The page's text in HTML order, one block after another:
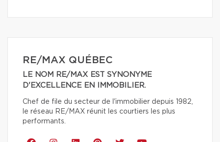
RE/MAX QUÉBEC
LE NOM RE/MAX EST SYNONYME
D'EXCELLENCE EN IMMOBILIER.
Chef de file du secteur de l'immobilier depuis 1982,
le réseau RE/MAX réunit les courtiers les plus
performants.